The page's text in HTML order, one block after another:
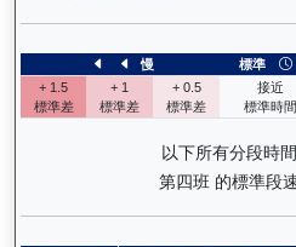
慢 標準
+ 1.5
標準差
+ 1
標準差
+ 0.5
標準差
接近
標準時間
以下所有分段時
第四班 的標準段